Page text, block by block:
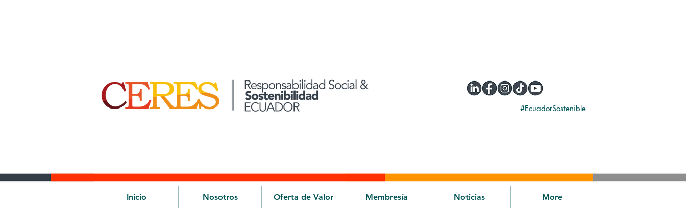
#EcuadorSostenible
Inicio Nosotros Oferta de Valor Membresía Noticias More